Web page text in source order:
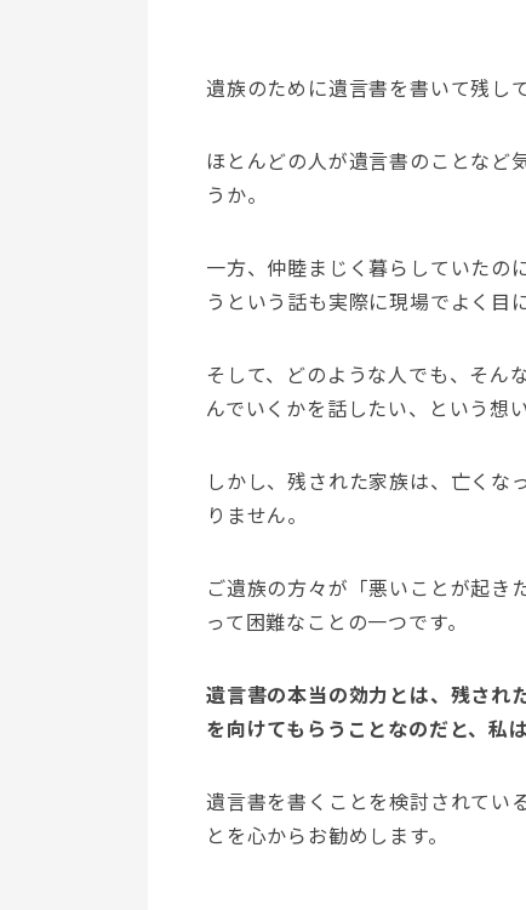
遺族のために遺言書を書いて残し
ほとんどの人が遺言書のことなど
うか。
一方、仲睦まじく暮らしていたの
うという話も実際に現場でよく目
そして、どのような人でも、そん
んでいくかを話したい、という想
しかし、残された家族は、亡くな
りません。
ご遺族の方々が「悪いことが起き
って困難なことの一つです。
遺言書の本当の効力とは、残され
を向けてもらうことなのだと、私は
遺言書を書くことを検討されてい
とを心からお勧めします。